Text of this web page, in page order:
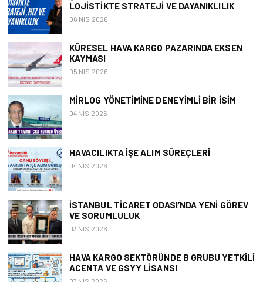
LOJISTIKTE STRATEJI VE DAYANIKLILIK
06 NIS 2026
KÜRESEL HAVA KARGO PAZARINDA EKSEN
KAYMASI
05 NIS 2026
MIRLOG YÖNETIMINE DENEYIMLI BIR İSIM
04 NIS 2026
HAVACILIKTA İŞE ALIM SÜREÇLERI
04 NIS 2026
İSTANBUL TICARET ODASI’NDA YENI GÖREV
VE SORUMLULUK
03 NIS 2026
HAVA KARGO SEKTÖRÜNDE B GRUBU YETKILI
ACENTA VE GSYY LISANSI